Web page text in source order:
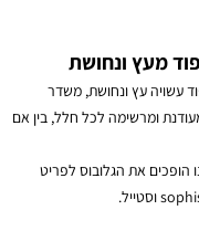
מעץ ונחושת
עשויה עץ ונחושת, משדר
ומרשימה לכל חלל, בין אם
הופכים את הגלובוס לפריט